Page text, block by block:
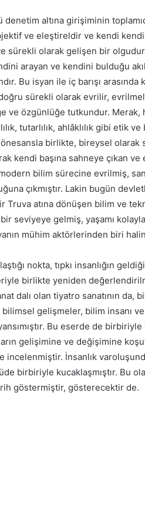
altına girişiminin
ve eleştireldir ve kendi
sürekli olarak gelişen bir
arayan ve kendini bulduğu
Bu isyan ile iç barışı
sürekli olarak evrilir,
ve özgünlüğe tutkundur.
tutarlılık, ahlâklılık gibi etik
birlikte, bireysel olarak
kendi başına sahneye çıkan
modern bilim sürecine evrilmiş,
çıkmıştır. Lakin bugün
Truva atına dönüşen bilim ve
seviyeye gelmiş, yaşamı
mühim aktörlerinden biri
nokta, tıpkı insanlığın
birlikte yeniden
dalı olan tiyatro sanatının da,
gelişmeler, bilim insanı
Bu eserde de
gelişimine ve değişimine
incelenmiştir. İnsanlık
birbiriyle kucaklaşmıştır. Bu
göstermiştir, gösterecektir de.